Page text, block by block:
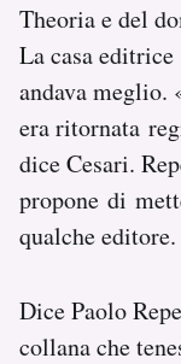
Theoria e del
La casa
andava meglio.
era ritornata
dice Cesari.
propone di
qualche editore.
Dice Paolo
collana che